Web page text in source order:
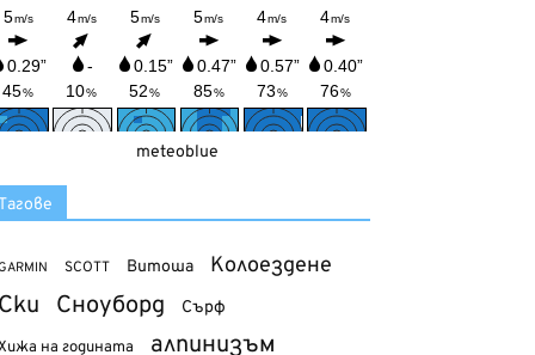
meteoblue
SCOTT Витоша Колоездене
Сноуборд Сърф
на годината алпинизъм